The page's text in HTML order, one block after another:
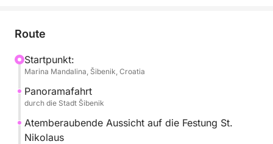
Sie gehen an Bord eines wunderschönen,
Charme. Geräumig und komfortabel bietet es viel
Platz zum Entspannen, Sonnenbaden, Plaudern oder
einfach nur, um die vorbeiziehende Küste zu
beobachten. Die Abfahrt erfolgt üblicherweise von
Šibenik, aber Startpunkt und -zeit sind flexibel – es
ist Ihr Tag.
Route
Startpunkt:
Marina Mandalina, Šibenik, Croatia
Panoramafahrt
durch die Stadt Šibenik
Atemberaubende Aussicht auf die Festung St.
Nikolaus